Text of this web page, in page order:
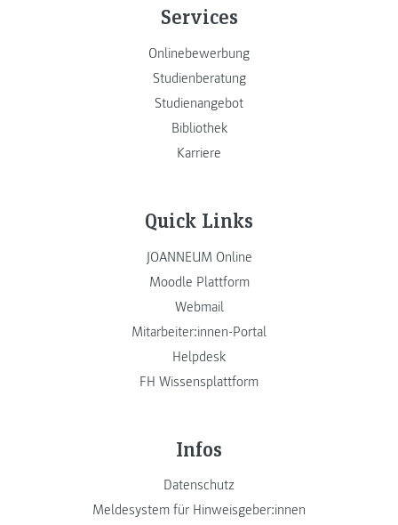
Services
Onlinebewerbung
Studienberatung
Studienangebot
Bibliothek
Karriere
Quick Links
JOANNEUM Online
Moodle Plattform
Webmail
Mitarbeiter:innen-Portal
Helpdesk
FH Wissensplattform
Infos
Datenschutz
Meldesystem für Hinweisgeber:innen